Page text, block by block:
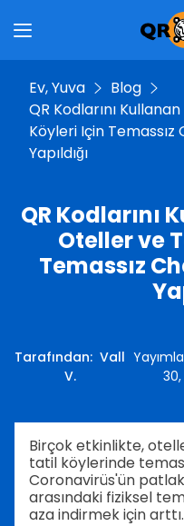
Ev, Yuva
Blog
QR Kodlarını
Köyleri Için Temassız
Yapıldığı
QR Kodlarını
Oteller ve
Temassız
Tarafından: Vall
V.
30,
Birçok etkinlikte,
tatil köylerinde
Coronavirüs'ün
arasındaki fiziksel
aza indirmek için arttı.